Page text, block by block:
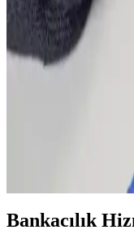
Sigortası Nedir ve
Elektronik
çeşitli risklere karşı
Telefon Kaskosu
Kapsamı ve
Telefon kaskosu, çeşitli
kayıp ve çalıntı
Poliçe detaylarını
Bankacılık